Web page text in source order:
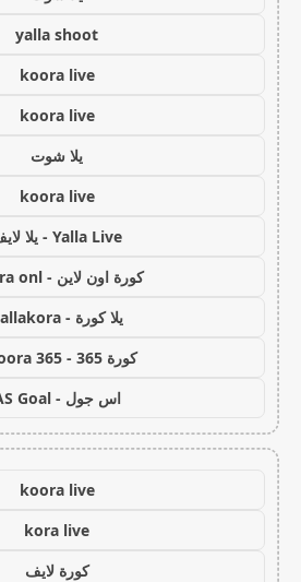
yalla shoot
koora live
koora live
يلا شوت
koora live
Yalla Live - يلا لايف
كورة اون لاين - koora onl
يلا كورة - yallakora
كورة 365 - kooora 365
اس جول - AS Goal
koora live
kora live
كورة لايف